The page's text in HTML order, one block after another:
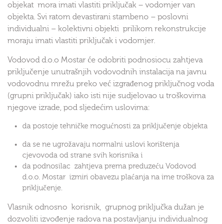
objekat mora imati vlastiti priključak – vodomjer van
objekta. Svi ratom devastirani stambeno – poslovni
individualni – kolektivni objekti prilikom rekonstrukcije
moraju imati vlastiti priključak i vodomjer.
Vodovod d.o.o Mostar će odobriti podnosiocu zahtjeva
priključenje unutrašnjih vodovodnih instalacija na javnu
vodovodnu mrežu preko već izgrađenog priključnog voda
(grupni priključak) iako isti nije sudjelovao u troškovima
njegove izrade, pod sljedećim uslovima:
da postoje tehničke mogućnosti za priključenje objekta
da se ne ugrožavaju normalni uslovi korištenja
cjevovoda od strane svih korisnika i
da podnosilac zahtjeva prema preduzeću Vodovod
d.o.o. Mostar izmiri obavezu plaćanja na ime troškova za
priključenje.
Vlasnik odnosno korisnik, grupnog priključka dužan je
dozvoliti izvođenje radova na postavljanju individualnog